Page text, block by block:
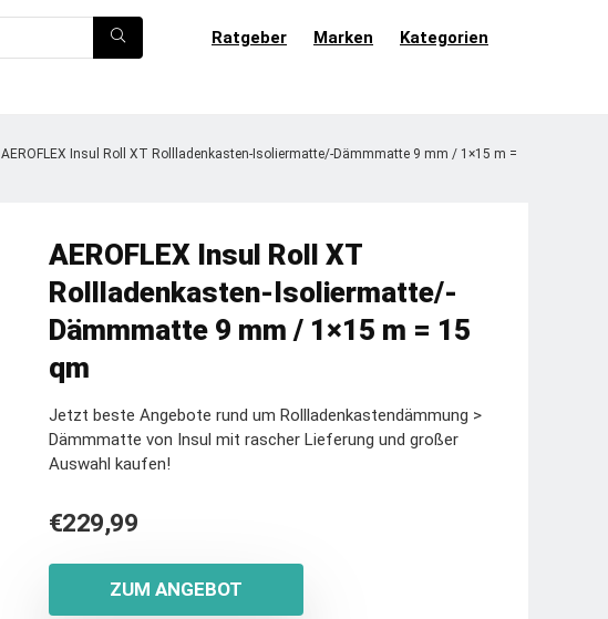
Ratgeber Marken Kategorien
AEROFLEX Insul Roll XT Rollladenkasten-Isoliermatte/-Dämmmatte 9 mm / 1×15 m =
AEROFLEX Insul Roll XT
Rollladenkasten-Isoliermatte/-
Dämmmatte 9 mm / 1×15 m = 15
qm
Jetzt beste Angebote rund um Rollladenkastendämmung >
Dämmmatte von Insul mit rascher Lieferung und großer
Auswahl kaufen!
€229,99
ZUM ANGEBOT